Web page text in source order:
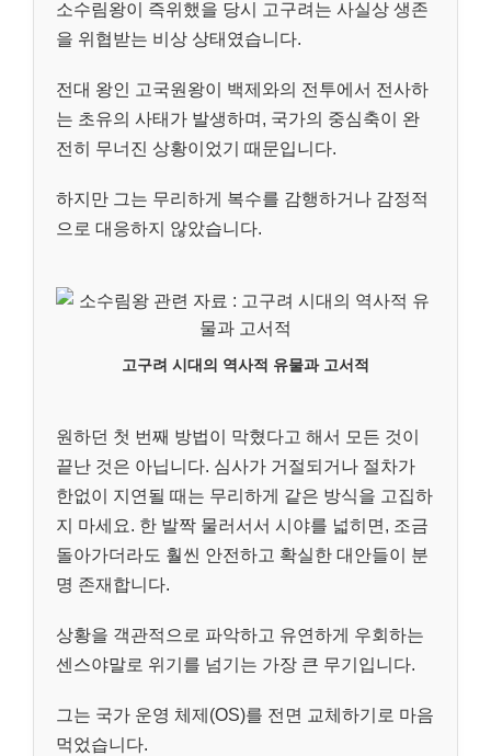
소수림왕이 즉위했을 당시 고구려는 사실상 생존
을 위협받는 비상 상태였습니다.
전대 왕인 고국원왕이 백제와의 전투에서 전사하
는 초유의 사태가 발생하며, 국가의 중심축이 완
전히 무너진 상황이었기 때문입니다.
하지만 그는 무리하게 복수를 감행하거나 감정적
으로 대응하지 않았습니다.
고구려 시대의 역사적 유물과 고서적
원하던 첫 번째 방법이 막혔다고 해서 모든 것이
끝난 것은 아닙니다. 심사가 거절되거나 절차가
한없이 지연될 때는 무리하게 같은 방식을 고집하
지 마세요. 한 발짝 물러서서 시야를 넓히면, 조금
돌아가더라도 훨씬 안전하고 확실한 대안들이 분
명 존재합니다.
상황을 객관적으로 파악하고 유연하게 우회하는
센스야말로 위기를 넘기는 가장 큰 무기입니다.
그는 국가 운영 체제(OS)를 전면 교체하기로 마음
먹었습니다.